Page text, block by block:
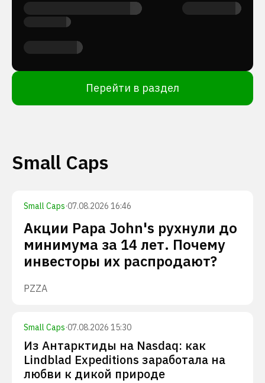
Перейти в раздел
Small Caps
Small Caps·07.08.2026 16:46
Акции Papa John's рухнули до
минимума за 14 лет. Почему
инвесторы их распродают?
PZZA
Small Caps·07.08.2026 15:30
Из Антарктиды на Nasdaq: как
Lindblad Expeditions заработала на
любви к дикой природе